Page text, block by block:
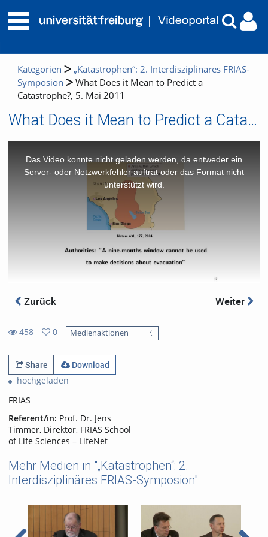
Kategorien
„Katastrophen“: 2. Interdisziplinäres FRIAS-
Symposion
What Does it Mean to Predict a
Catastrophe?, 5. Mai 2011
What Does it Mean to Predict a Catastrophe?, 5. Mai 2011
window.
Das Video konnte nicht geladen werden, da entweder ein
Server- oder Netzwerkfehler auftrat oder das Format nicht
unterstützt wird.
Zurück Weiter
458
views
0
favorites
Medienaktionen
Share
Download
hochgeladen
FRIAS
Referent/in: Prof. Dr. Jens
Timmer, Direktor, FRIAS School
of Life Sciences – LifeNet
Mehr Medien in "„Katastrophen“: 2.
Interdisziplinäres FRIAS-Symposion"